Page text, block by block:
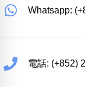
Whatsapp:
電話: (+852)